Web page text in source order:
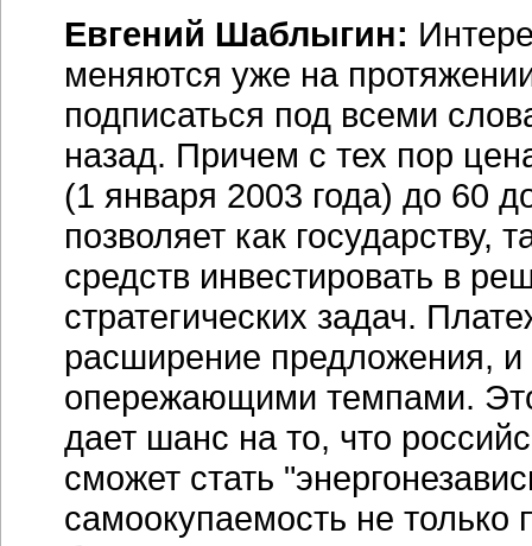
Евгений Шаблыгин:
меняются уже на
подписаться под всеми
назад. Причем с тех пор
(1 января 2003 года) до 60
позволяет как государству,
средств инвестировать в
стратегических задач.
расширение предложения, и
опережающими темпами.
дает шанс на то, что
сможет стать
самоокупаемость не только